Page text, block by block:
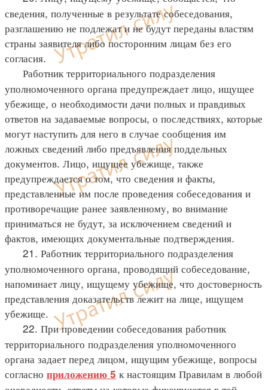
сведения, полученные в результате собеседования,
разглашению не подлежат и не будут переданы властям
страны заявителя либо посторонним лицам без его
согласия.
Работник территориального подразделения
уполномоченного органа предупреждает лицо, ищущее
убежище, о необходимости дачи полных и правдивых
ответов на задаваемые вопросы, о последствиях, которые
могут наступить для него в случае сообщения им
ложных сведений либо предъявления поддельных
документов. Лицо, ищущее убежище, также
предупреждается о том, что сведения и факты,
представленные им после проведения собеседования и
противоречащие ранее заявленному, во внимание
приниматься не будут, за исключением сведений и
фактов, имеющих документальные подтверждения.
21. Работник территориального подразделения
уполномоченного органа, проводящий собеседование,
напоминает лицу, ищущему убежище, что достоверность
представления доказательств лежит на лице, ищущем
убежище.
22. При проведении собеседования работник
территориального подразделения уполномоченного
органа задает перед лицом, ищущим убежище, вопросы
согласно приложению 5 к настоящим Правилам в любой